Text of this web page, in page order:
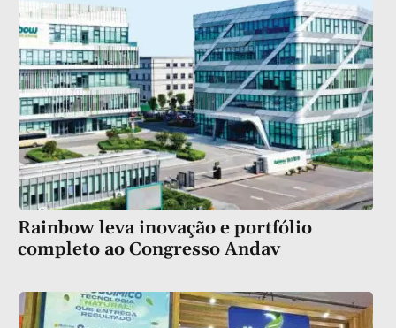
Rainbow leva inovação e portfólio
completo ao Congresso Andav